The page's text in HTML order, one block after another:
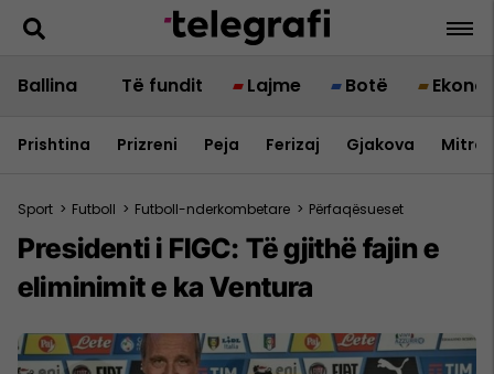
Ballina Të fundit Lajme Botë
Prishtina Prizreni Peja Ferizaj Gjakova
Sport > Futboll > Futboll-nderkombetare > Përfaqësueset
Presidenti i FIGC: Të gjithë fajin e
eliminimit e ka Ventura